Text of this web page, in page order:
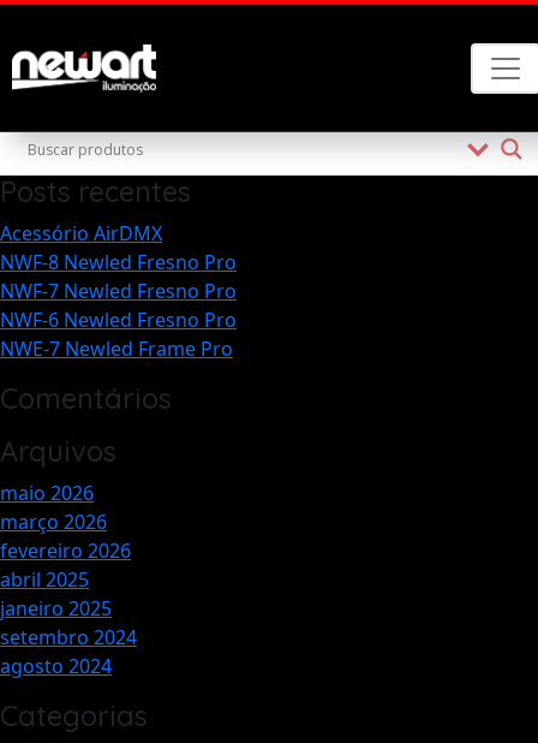
Posts recentes
Acessório AirDMX
NWF-8 Newled Fresno Pro
NWF-7 Newled Fresno Pro
NWF-6 Newled Fresno Pro
NWE-7 Newled Frame Pro
Comentários
Arquivos
maio 2026
março 2026
fevereiro 2026
abril 2025
janeiro 2025
setembro 2024
agosto 2024
Categorias